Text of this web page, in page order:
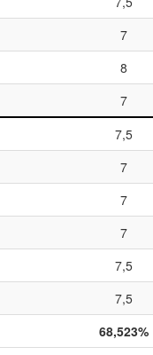
7
8
7
7,5
7
7
7
7,5
7,5
68,523%